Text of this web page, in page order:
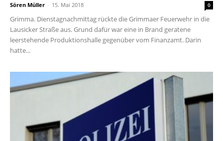
Sören Müller - 15. Mai 2018 0
Grimma. Dienstagnachmittag rückte die Grimmaer Feuerwehr in die
Lausicker Straße aus. Grund dafür war eine in Brand geratene
leerstehende Produktionshalle gegenüber vom Finanzamt. Darin
hatte...